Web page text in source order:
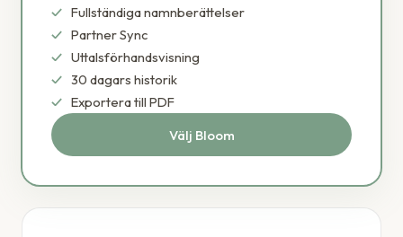
Fullständiga namnberättelser
Partner Sync
Uttalsförhandsvisning
30 dagars historik
Exportera till PDF
Välj Bloom